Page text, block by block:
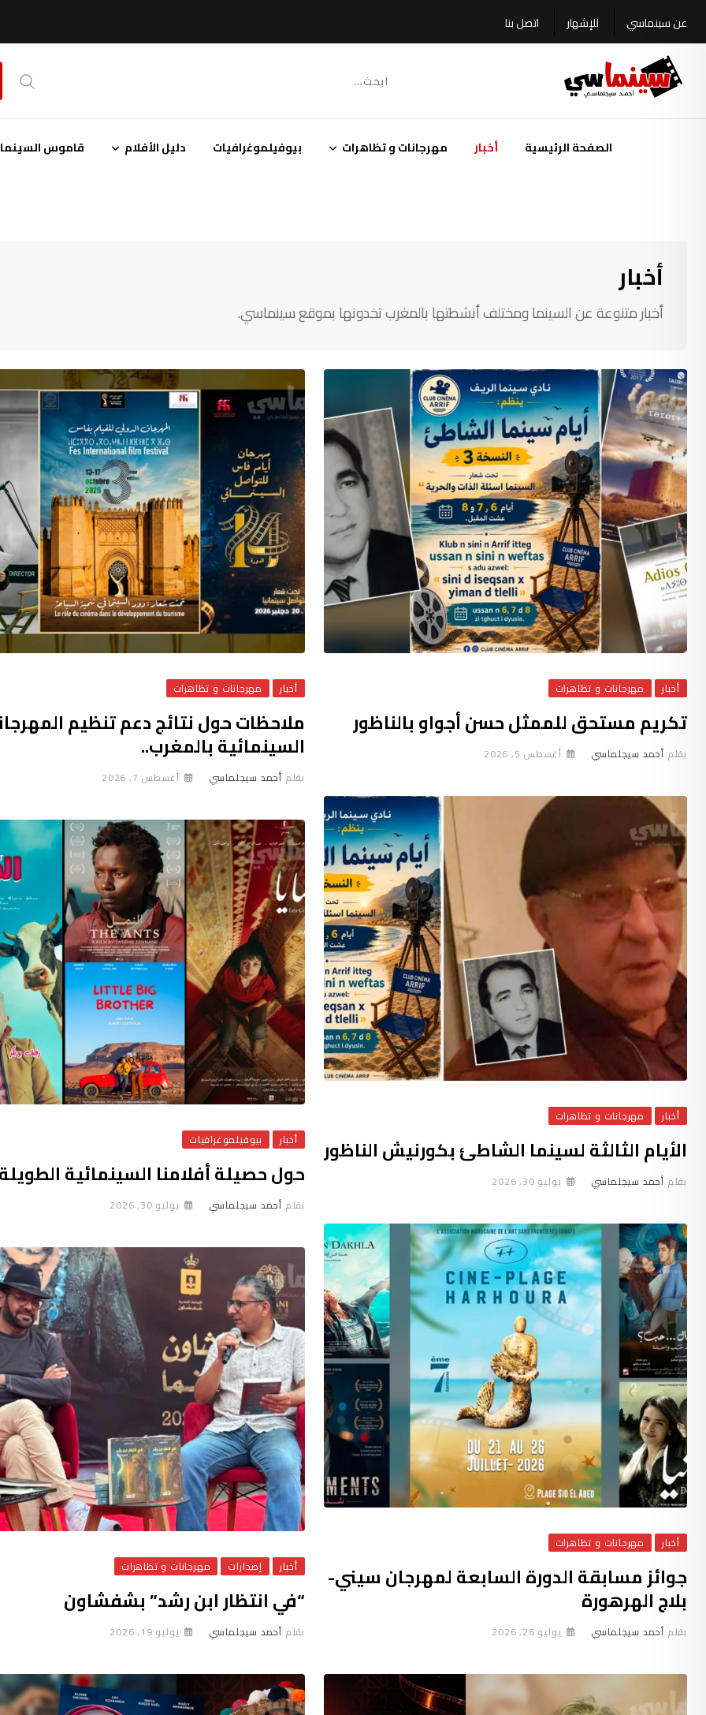
to
content
عن سينماسي للإشهار اتصل بنا
الصفحة الرئيسية أخبار مهرجانات و تظاهرات بيوفيلموغرافيات دليل الأفلام قاموس
أخبار
أخبار متنوعة عن السينما ومختلف أنشطتها بالمغرب تخدونها بموقع سينماسي.
أخبار مهرجانات و تظاهرات
ملاحظات حول نتائج دعم تنظيم
السينمائية بالمغرب..
بقلم أحمد سيجلماسي أغسطس 7, 2026
أخبار مهرجانات و تظاهرات
تكريم مستحق للممثل حسن أجواو بالناظور
بقلم أحمد سيجلماسي أغسطس 5, 2026
أخبار مهرجانات و تظاهرات
الأيام الثالثة لسينما الشاطئ بكورنيش الناظور
بقلم أحمد سيجلماسي يوليو 30, 2026
أخبار بيوفيلموغرافيات
حول حصيلة أفلامنا السينمائية
بقلم أحمد سيجلماسي يوليو 30, 2026
أخبار مهرجانات و تظاهرات
جوائز مسابقة الدورة السابعة لمهرجان سيني-
بلاج الهرهورة
بقلم أحمد سيجلماسي يوليو 26, 2026
أخبار إصدارات مهرجانات و تظاهرات
“في انتظار ابن رشد” بشفشاون
بقلم أحمد سيجلماسي يوليو 19, 2026